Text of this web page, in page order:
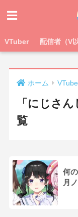
VTuber 配信者（V
ホーム
「にじさ
覧
何
月